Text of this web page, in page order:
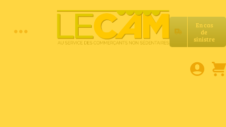
En cas
de
sinistre
Toggle